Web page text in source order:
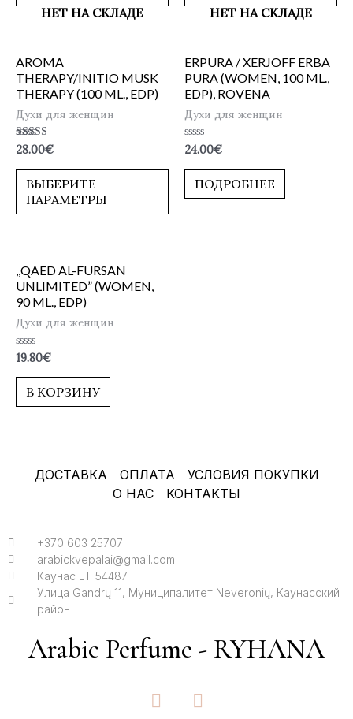
НЕТ НА СКЛАДЕ
AROMA
THERAPY/INITIO MUSK
THERAPY (100 ML., EDP)
Духи для женщин
Оценка
из 5
28.00€
ВЫБЕРИТЕ
ПАРАМЕТРЫ
НЕТ НА СКЛАДЕ
ERPURA / XERJOFF ERBA
PURA (WOMEN, 100 ML.,
EDP), ROVENA
Духи для женщин
Оценка
из
24.00€
ПОДРОБНЕЕ
,,QAED AL-FURSAN
UNLIMITED” (WOMEN,
90 ML., EDP)
Духи для женщин
Оценка
из
19.80€
В КОРЗИНУ
ДОСТАВКА ОПЛАТА
УСЛОВИЯ ПОКУПКИ
О НАС
КОНТАКТЫ
+370 603 25707
arabickvepalai@gmail.com
Каунас LT-54487
Улица Gandrų 11, Муниципалитет Neveronių, Каунасский
район
Arabic Perfume - RYHANA
F
a
I
n